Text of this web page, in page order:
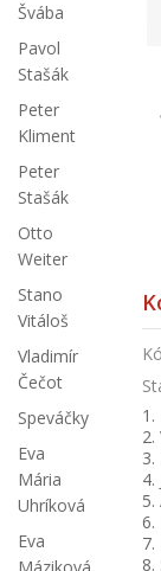
Švába
Pavol
Stašák
Peter
Kliment
Peter
Stašák
Otto
Weiter
Stano
Vitáloš
Vladimír
Čečot
Speváčky
Eva
Mária
Uhríková
Eva
1.
2.
3.
4.
5.
6.
8.